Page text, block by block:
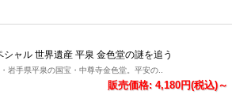
シャル 世界遺産 平泉 金色堂の謎を追う
岩手県平泉の国宝・中尊寺金色堂。平安の..
販売価格: 4,180円(税込)～